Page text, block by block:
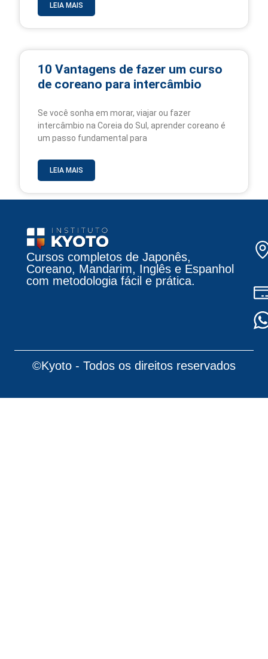
LEIA MAIS
10 Vantagens de fazer um curso
de coreano para intercâmbio
Se você sonha em morar, viajar ou fazer
intercâmbio na Coreia do Sul, aprender coreano é
um passo fundamental para
LEIA MAIS
Cursos completos de Japonês,
Coreano, Mandarim, Inglês e Espanhol
com metodologia fácil e prática.
©Kyoto - Todos os direitos reservados